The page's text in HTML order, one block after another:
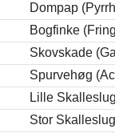
Dompap
Bogfinke
Skovskade
Spurvehøg
Lille
Stor